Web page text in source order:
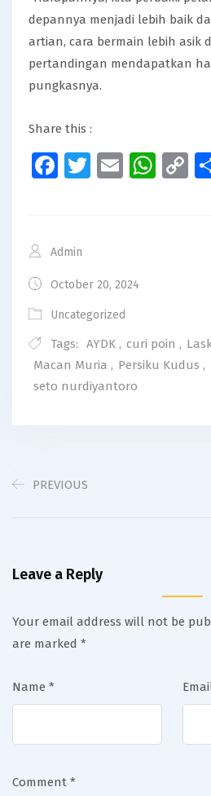
depannya menjadi lebih baik
artian, cara bermain lebih asik
pertandingan mendapatkan
pungkasnya.
Share this :
Facebook
Twitter
Email
Admin
October 20, 2024
Uncategorized
Tags: AYDK , curi poin ,
Macan Muria , Persiku Kudus ,
seto nurdiyantoro
PREVIOUS
Leave a Reply
Your email address will not be
are marked *
Name *
Comment *